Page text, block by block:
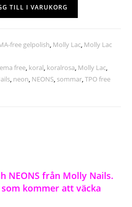
TILL I VARUKORG
free gelpolish Molly Lac Molly Lac
free koral koralrosa Molly Lac
neon NEONS sommar ,TPO free
NEONS från Molly Nails.
kommer att väcka